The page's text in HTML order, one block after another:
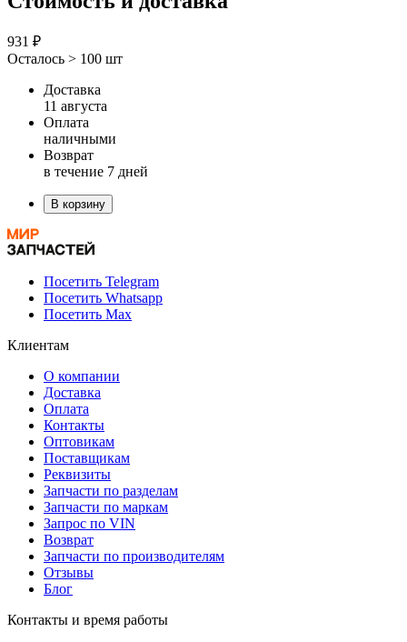
931 ₽
Осталось > 100 шт
Доставка
11 августа
Оплата
наличными
Возврат
в течение 7 дней
В корзину
Посетить Telegram
Посетить Whatsapp
Посетить Max
Клиентам
О компании
Доставка
Оплата
Контакты
Оптовикам
Поставщикам
Реквизиты
Запчасти по разделам
Запчасти по маркам
Запрос по VIN
Возврат
Запчасти по производителям
Отзывы
Блог
Контакты и время работы